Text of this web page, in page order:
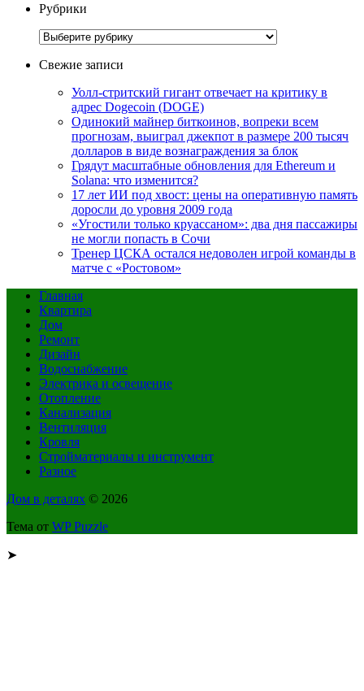
Рубрики
Рубрики
Свежие записи
Уолл-стритский гигант отвечает на критику в
адрес Dogecoin (DOGE)
Одинокий майнер биткоинов, вопреки всем
прогнозам, выиграл джекпот в размере 200 тысяч
долларов в виде вознаграждения за блок
Грядут масштабные обновления для Ethereum и
Solana: что изменится?
17 лет ИИ под хвост: цены на оперативную память
доросли до уровня 2009 года
«Угостили только круассаном»: два дня пассажиры
не могли попасть в Сочи
Тренер ЦСКА остался недоволен игрой команды в
матче с «Ростовом»
Главная
Квартира
Дом
Ремонт
Дизайн
Водоснабжение
Электрика и освещение
Отопление
Канализация
Вентиляция
Кровля
Стройматериалы и инструмент
Разное
Дом в деталях © 2026
Тема от WP Puzzle
➤